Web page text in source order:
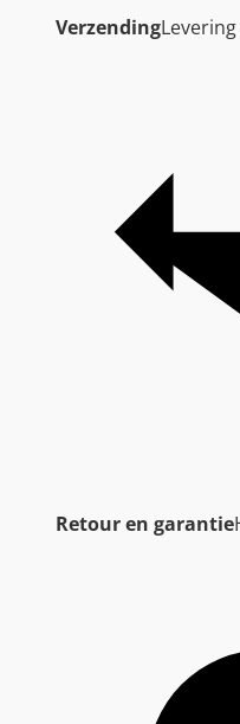
Verzending
Retour en garantie